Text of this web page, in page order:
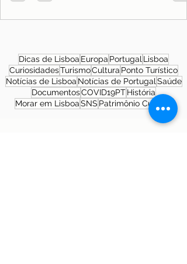
Dicas de Lisboa Europa Portugal Lisboa
CuriosidadesTurismoCultura Ponto Turístico
Notícias de Lisboa Notícias de Portugal Saúde
DocumentosCOVID19PTHistória
Morar em LisboaSNS Patrimônio Cultural